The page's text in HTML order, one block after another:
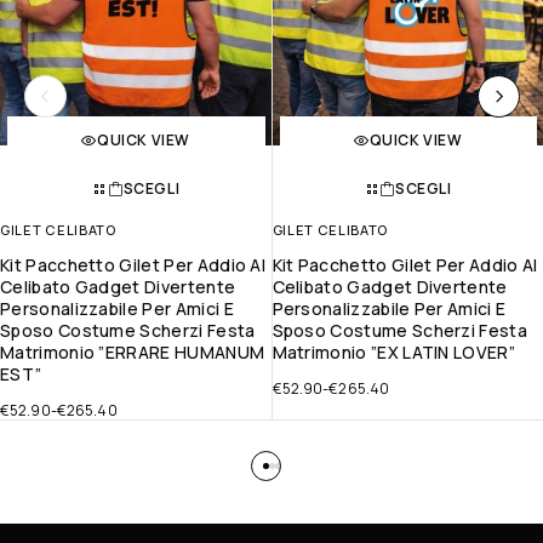
QUICK VIEW
SCEGLI
GILET CELIBATO
Kit Pacchetto Gilet Per Addio Al
Celibato Gadget Divertente
Personalizzabile Per Amici E
Sposo Costume Scherzi Festa
Matrimonio ”ERRARE HUMANUM
EST”
€52.90-€265.40
QUICK VIEW
SCEGLI
GILET CELIBATO
Kit Pacchetto Gilet Per Addio Al
Celibato Gadget Divertente
Personalizzabile Per Amici E
Sposo Costume Scherzi Festa
Matrimonio ”EX LATIN LOVER”
€52.90-€265.40